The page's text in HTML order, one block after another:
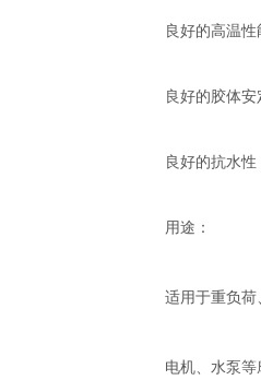
良好的高温
良好的胶体
良好的抗水
用途：
适用于重负
电机、水泵